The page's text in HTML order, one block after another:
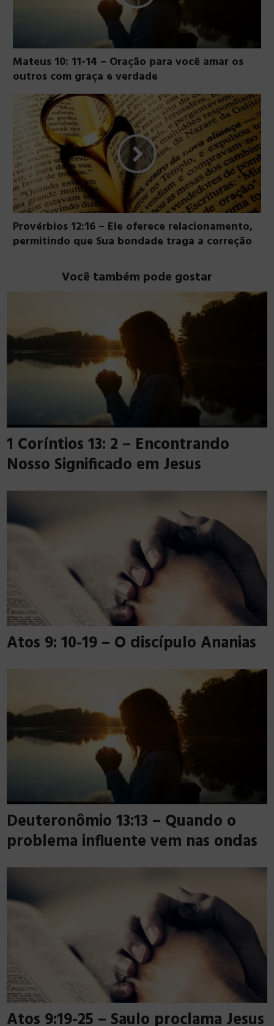
Mateus 10: 11-14 – Oração para você amar os
outros com graça e verdade
Provérbios 12:16 – Ele oferece relacionamento,
permitindo que Sua bondade traga a correção
Você também pode gostar
1 Coríntios 13: 2 – Encontrando
Nosso Significado em Jesus
Atos 9: 10-19 – O discípulo Ananias
Deuteronômio 13:13 – Quando o
problema influente vem nas ondas
Atos 9:19-25 – Saulo proclama Jesus